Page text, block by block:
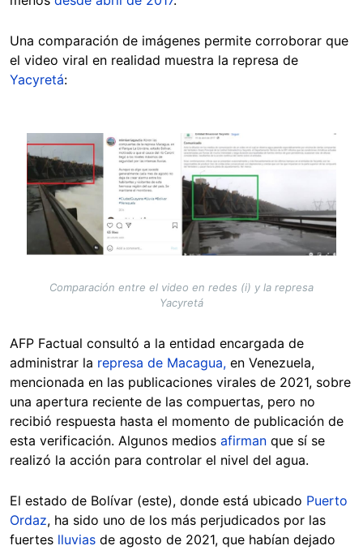
Una comparación de imágenes permite corroborar que
el video viral en realidad muestra la represa de
Yacyretá:
Image
Comparación entre el video en redes (i) y la represa
Yacyretá
AFP Factual consultó a la entidad encargada de
administrar la represa de Macagua, en Venezuela,
mencionada en las publicaciones virales de 2021, sobre
una apertura reciente de las compuertas, pero no
recibió respuesta hasta el momento de publicación de
esta verificación. Algunos medios afirman que sí se
realizó la acción para controlar el nivel del agua.
El estado de Bolívar (este), donde está ubicado Puerto
Ordaz, ha sido uno de los más perjudicados por las
fuertes lluvias de agosto de 2021, que habían dejado